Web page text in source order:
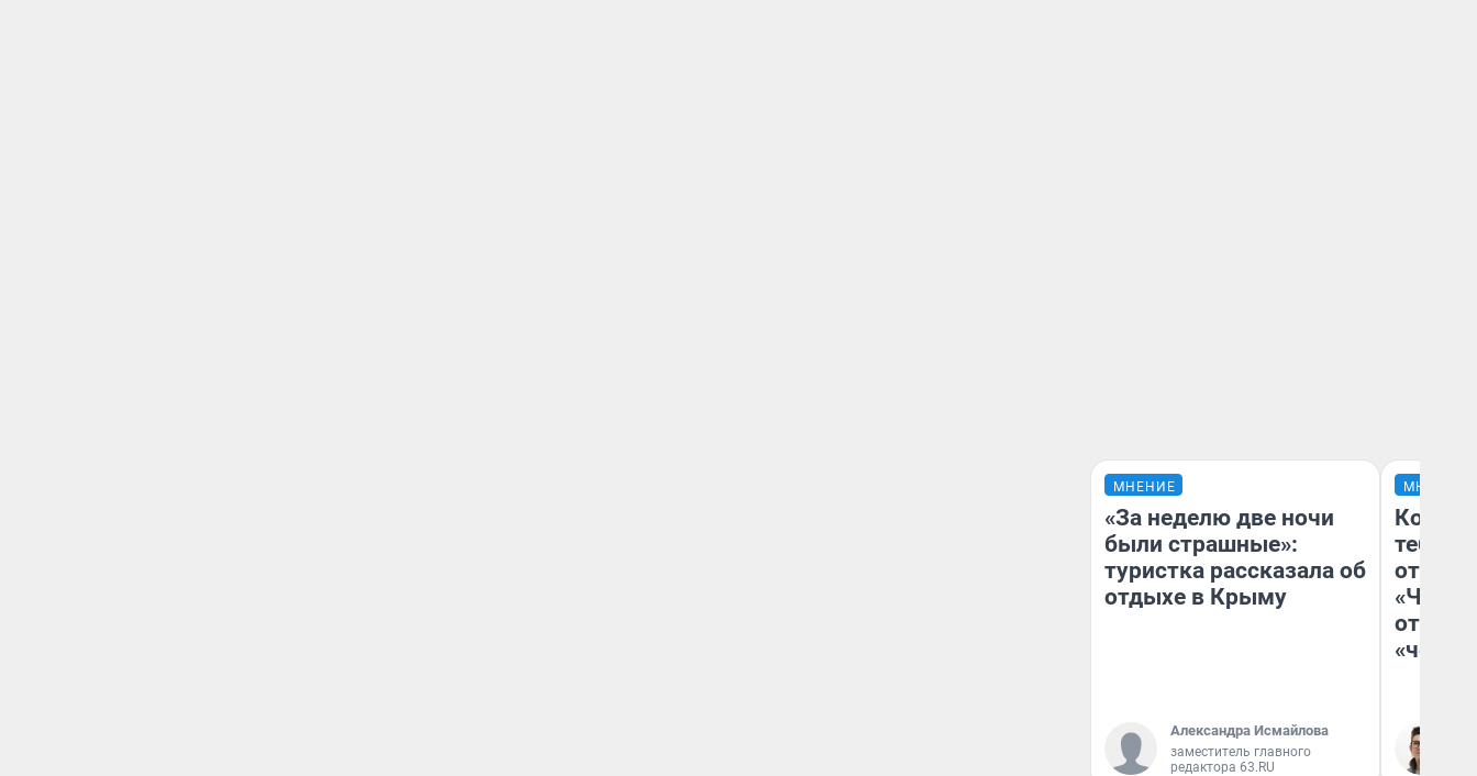
МНЕНИЕ
«За неделю две ночи
были страшные»:
туристка рассказала об
отдыхе в Крыму
Александра Исмайлова
заместитель главного
редактора 63.RU
МНЕНИЕ
тебя
отзыв